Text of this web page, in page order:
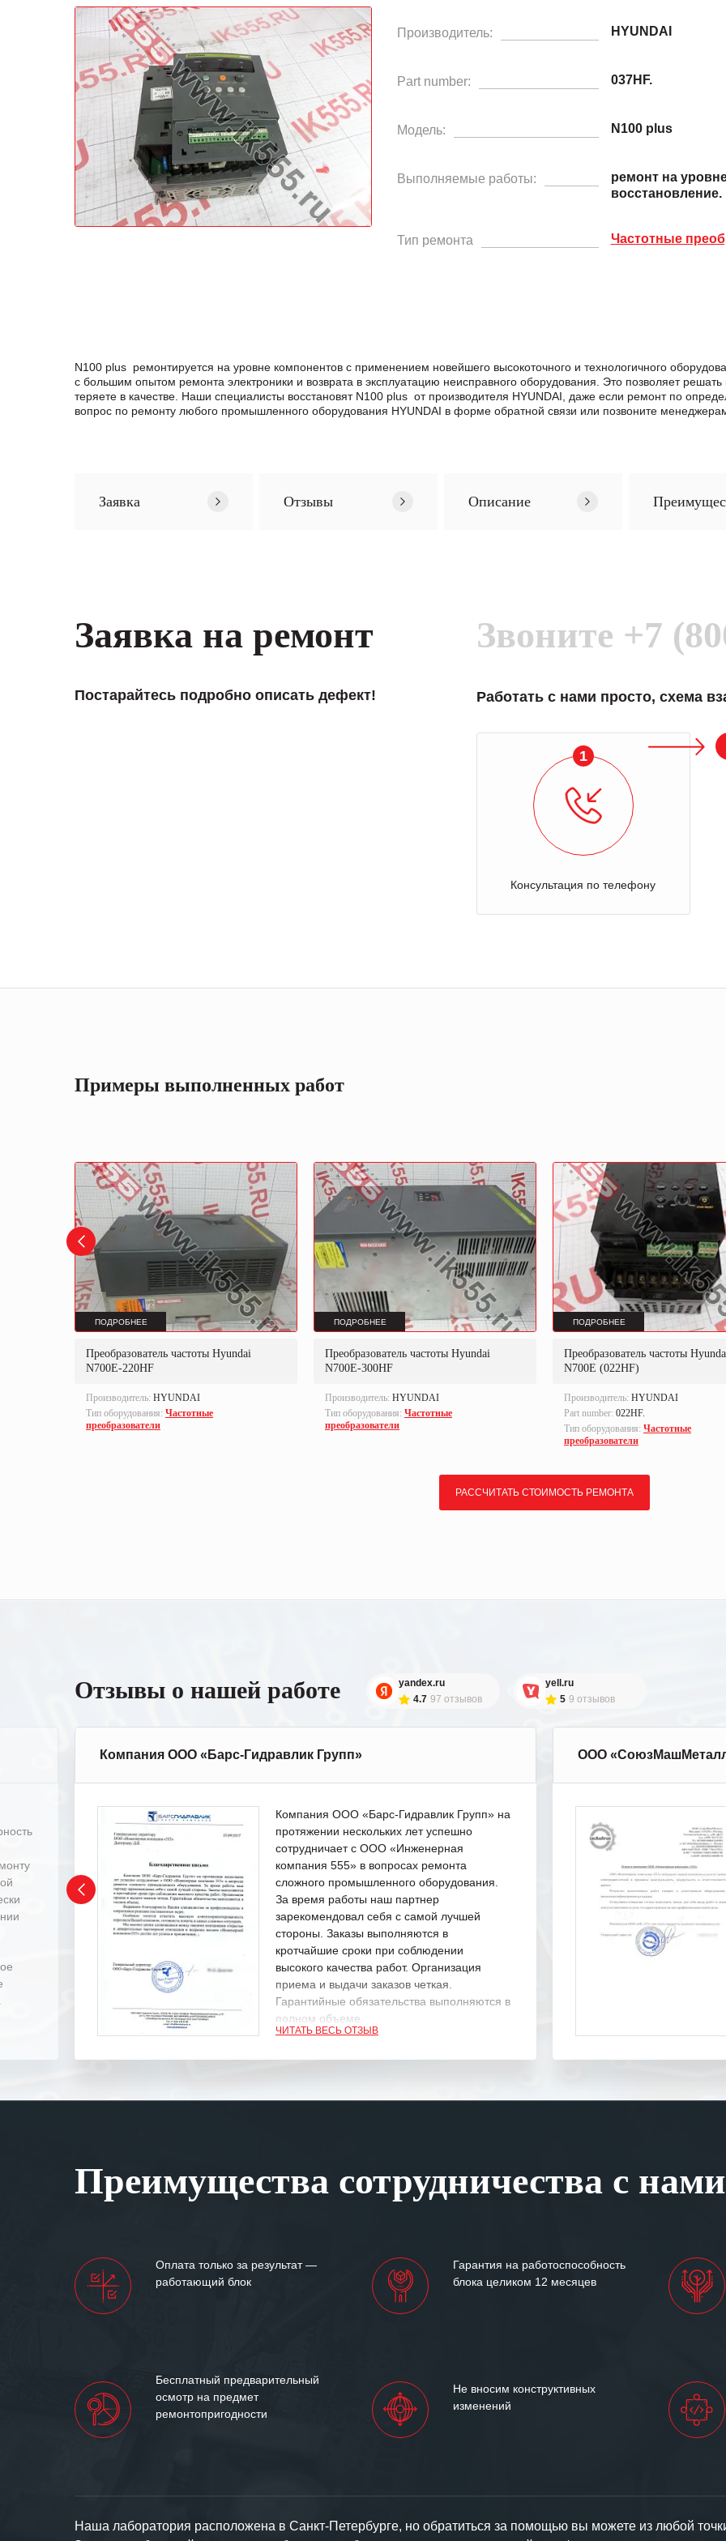
Производитель: HYUNDAI
Part number: 037HF.
Модель: N100 plus
Выполняемые работы:
ремонт на
восстановление.
Тип ремонта Частотные
N100 plus ремонтируется на уровне компонентов с применением новейшего высокоточного и технологичного
с большим опытом ремонта электроники и возврата в эксплуатацию неисправного оборудования. Это позволяет
теряете в качестве. Наши специалисты восстановят N100 plus от производителя HYUNDAI, даже если ремонт по
вопрос по ремонту любого промышленного оборудования HYUNDAI в формe обратной связи или позвоните
Заявка Отзывы Описание
Заявка на ремонт
Постарайтесь подробно описать дефект!
Звоните +7
Работать с нами просто, схема
1
Консультация по телефону
Примеры выполненных работ
ПОДРОБНЕЕ
Преобразователь частоты Hyundai
N700E-220HF
Производитель: HYUNDAI
Тип оборудования: Частотные
преобразователи
ПОДРОБНЕЕ
Преобразователь частоты Hyundai
N700E-300HF
Производитель: HYUNDAI
Тип оборудования: Частотные
преобразователи
ПОДРОБНЕЕ
Преобразователь частоты
N700E (022HF)
Производитель: HYUNDAI
Part number: 022HF.
Тип оборудования: Частотные
преобразователи
РАССЧИТАТЬ СТОИМОСТЬ РЕМОНТА
Отзывы о нашей работе
yandex.ru
4.7 97 отзывов
yell.ru
5 9 отзывов
Компания ООО «Барс-Гидравлик Групп»
Компания ООО «Барс-Гидравлик Групп» на
протяжении нескольких лет успешно
сотрудничает с ООО «Инженерная
компания 555» в вопросах ремонта
сложного промышленного оборудования.
За время работы наш партнер
зарекомендовал себя с самой лучшей
стороны. Заказы выполняются в
кротчайшие сроки при соблюдении
высокого качества работ. Организация
приема и выдачи заказов четкая.
Гарантийные обязательства выполняются в
полном объеме.
Мы высоко ценим сложившиеся между
«555» долгих лет успеха и процветания.
ЧИТАТЬ ВЕСЬ ОТЗЫВ
ООО
Преимущества сотрудничества с нами
Оплата только за результат —
работающий блок
Гарантия на работоспособность
блока целиком 12 месяцев
Бесплатный предварительный
осмотр на предмет
ремонтопригодности
Не вносим конструктивных
изменений
Наша лаборатория расположена в Санкт-Петербурге, но обратиться за помощью вы можете из любой